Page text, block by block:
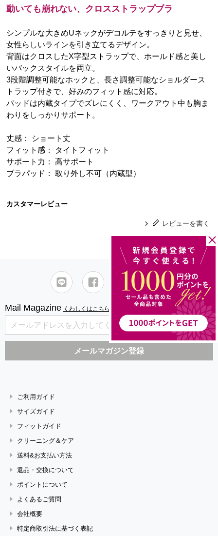
動いても崩れない、クロスストラップブラ
シンプルな大きめUネックがデコルテをすっきりと見せ、
女性らしいラインを引き立てるデザイン。
背面はクロスしたX字型ストラップで、ホールド感と美し
いバックスタイルを両立。
3段階調整可能なホックと、長さ調整可能なショルダース
トラップ付きで、好みのフィット感に対応。
パッドは内蔵タイプでズレにくく、ワークアウト中も胸ま
わりをしっかりサポート。
丈感： ショート丈
フィット感： タイトフィット
サポート力： 高サポート
ブラパッド： 取り外し不可（内蔵型）
カスタマーレビュー
レビューを書く
Mail Magazine くわしくはこちら
ご利用ガイド
サイズガイド
フィットガイド
クリーニング＆ケア
送料&お支払い方法
返品・交換について
ポイントについて
よくあるご質問
会社概要
特定商取引法に基づく表記